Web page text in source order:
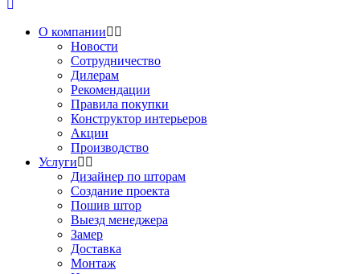
О компании
Новости
Сотрудничество
Дилерам
Рекомендации
Правила покупки
Конструктор интерьеров
Акции
Производство
Услуги
Дизайнер по шторам
Создание проекта
Пошив штор
Выезд менеджера
Замер
Доставка
Монтаж